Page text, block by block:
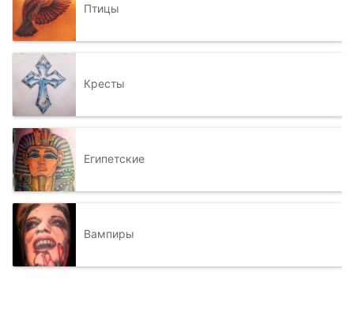
Птицы
Кресты
Египетские
Вампиры